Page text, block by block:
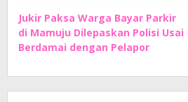
Jukir Paksa Warga Bayar Parkir
di Mamuju Dilepaskan Polisi Usai
Berdamai dengan Pelapor